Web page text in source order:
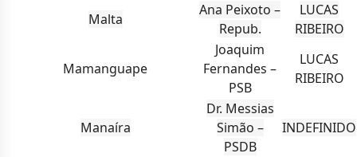
Malta
Ana Peixoto –
Repub.
LUCAS
RIBEIRO
Mamanguape
Joaquim
Fernandes –
PSB
LUCAS
RIBEIRO
Manaíra
Dr. Messias
Simão –
PSDB
INDEFINIDO